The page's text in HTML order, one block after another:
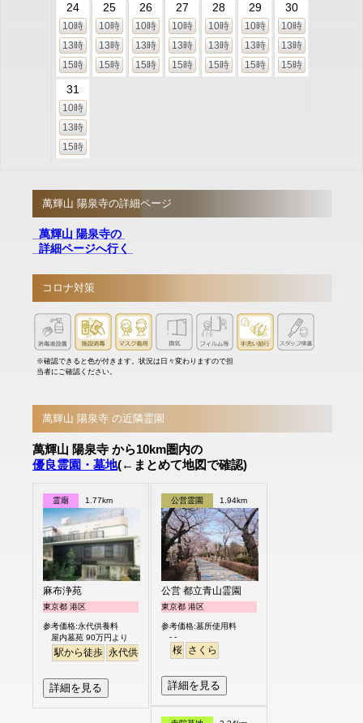
24
10時
13時
15時
25
10時
13時
15時
26
10時
13時
15時
27
10時
13時
15時
28
10時
13時
15時
29
10時
13時
15時
30
10時
13時
15時
31
10時
13時
15時
萬輝山 陽泉寺の詳細ページ
萬輝山 陽泉寺の
詳細ページへ行く
コロナ対策
※確認できると色が付きます。状況は日々変わりますので担
当者にご確認ください。
萬輝山 陽泉寺 の近隣霊園
萬輝山 陽泉寺 から10km圏内の
優良霊園・墓地(←まとめて地図で確認)
霊廟 1.77km
麻布浄苑
東京都 港区
参考価格:永代供養料
屋内墓苑 90万円より
駅から徒歩 永代供養
詳細を見る
公営霊園 1.94km
公営 都立青山霊園
東京都 港区
参考価格:墓所使用料
- -
桜 さくら
詳細を見る